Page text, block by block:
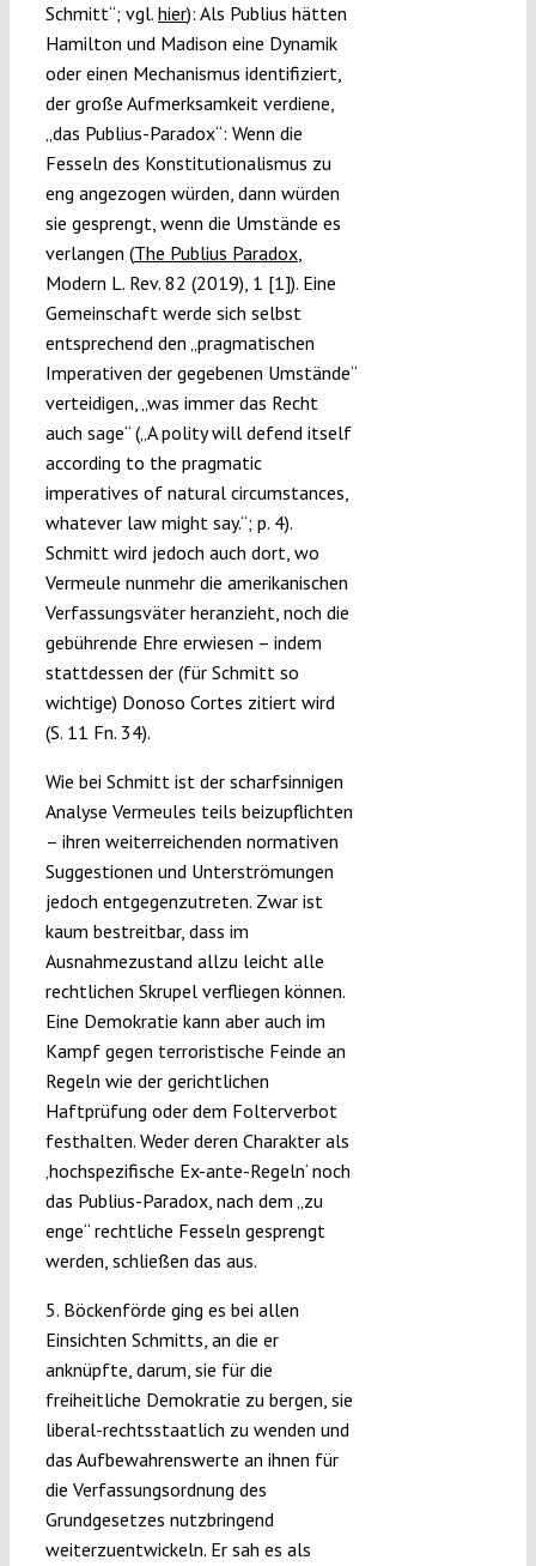
Schmitt“; vgl. hier): Als Publius hätten
Hamilton und Madison eine Dynamik
oder einen Mechanismus identifiziert,
der große Aufmerksamkeit verdiene,
„das Publius-Paradox“: Wenn die
Fesseln des Konstitutionalismus zu
eng angezogen würden, dann würden
sie gesprengt, wenn die Umstände es
verlangen (The Publius Paradox,
Modern L. Rev. 82 (2019), 1 [1]). Eine
Gemeinschaft werde sich selbst
entsprechend den „pragmatischen
Imperativen der gegebenen Umstände“
verteidigen, „was immer das Recht
auch sage“ („A polity will defend itself
according to the pragmatic
imperatives of natural circumstances,
whatever law might say.“; p. 4).
Schmitt wird jedoch auch dort, wo
Vermeule nunmehr die amerikanischen
Verfassungsväter heranzieht, noch die
gebührende Ehre erwiesen – indem
stattdessen der (für Schmitt so
wichtige) Donoso Cortes zitiert wird
(S. 11 Fn. 34).
Wie bei Schmitt ist der scharfsinnigen
Analyse Vermeules teils beizupflichten
– ihren weiterreichenden normativen
Suggestionen und Unterströmungen
jedoch entgegenzutreten. Zwar ist
kaum bestreitbar, dass im
Ausnahmezustand allzu leicht alle
rechtlichen Skrupel verfliegen können.
Eine Demokratie kann aber auch im
Kampf gegen terroristische Feinde an
Regeln wie der gerichtlichen
Haftprüfung oder dem Folterverbot
festhalten. Weder deren Charakter als
‚hochspezifische Ex-ante-Regeln‘ noch
das Publius-Paradox, nach dem „zu
enge“ rechtliche Fesseln gesprengt
werden, schließen das aus.
5. Böckenförde ging es bei allen
Einsichten Schmitts, an die er
anknüpfte, darum, sie für die
freiheitliche Demokratie zu bergen, sie
liberal-rechtsstaatlich zu wenden und
das Aufbewahrenswerte an ihnen für
die Verfassungsordnung des
Grundgesetzes nutzbringend
weiterzuentwickeln. Er sah es als